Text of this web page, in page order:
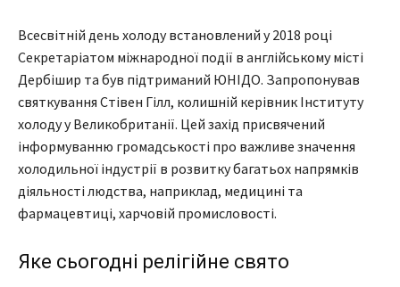
Всесвітній день холоду встановлений у 2018 році
Секретаріатом міжнародної події в англійському місті
Дербішир та був підтриманий ЮНІДО. Запропонував
святкування Стівен Гілл, колишній керівник Інституту
холоду у Великобританії. Цей захід присвячений
інформуванню громадськості про важливе значення
холодильної індустрії в розвитку багатьох напрямків
діяльності людства, наприклад, медицині та
фармацевтиці, харчовій промисловості.
Яке сьогодні релігійне свято